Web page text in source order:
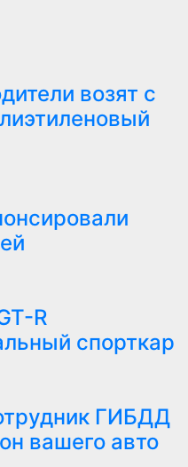
возят с
R
спорткар
ГИБДД
вашего авто